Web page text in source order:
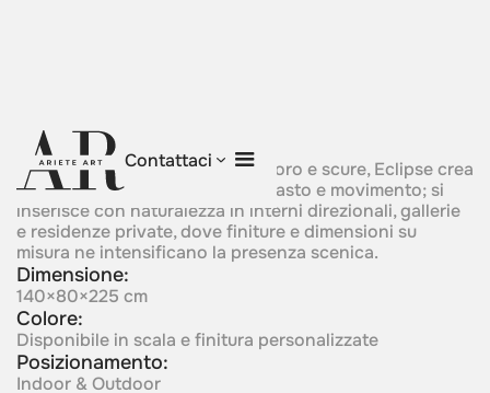
Contattaci
Eclipse
Con le sue superfici intrecciate oro e scure, Eclipse crea
una tensione raffinata tra contrasto e movimento; si
inserisce con naturalezza in interni direzionali, gallerie
e residenze private, dove finiture e dimensioni su
misura ne intensificano la presenza scenica.
Dimensione:
140×80×225 cm
Colore:
Disponibile in scala e finitura personalizzate
Posizionamento:
Indoor & Outdoor